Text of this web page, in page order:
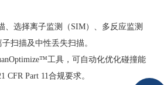
、选择离子监测（SIM）、多反应监测
扫描及中性丢失扫描。
工具，可自动化优化碰撞能
CFR Part 11合规要求。